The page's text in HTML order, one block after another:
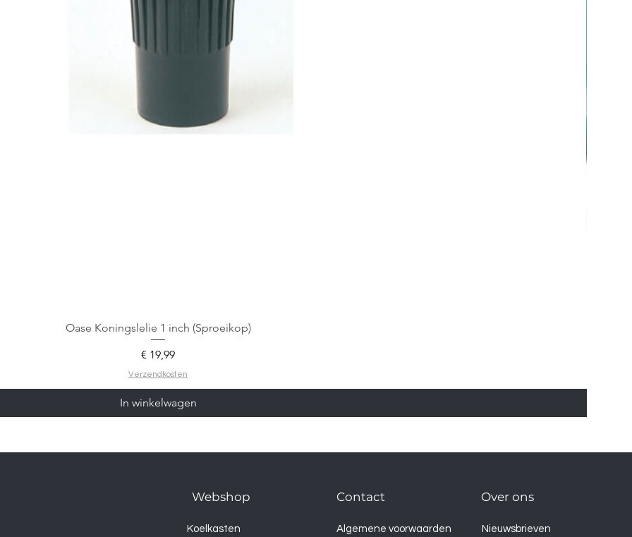
Oase Koningslelie 1 inch (Sproeikop)
Prijs
€ 19,99
Verzendkosten
In winkelwagen
Webshop
Koelkasten
Over ons
Nieuwsbrieven
Contact
Algemene voorwaarden